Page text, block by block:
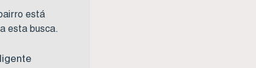
está
esta busca.